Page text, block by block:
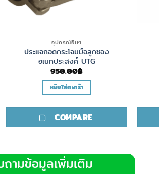
อุปกรณ์อื่นๆ
ประแจถอดกระโจมมือลูกซอง
อเนกประสงค์ UTG
950.00฿
หยิบใส่ตะกร้า
COMPARE
ามข้อมูลเพิ่มเติม